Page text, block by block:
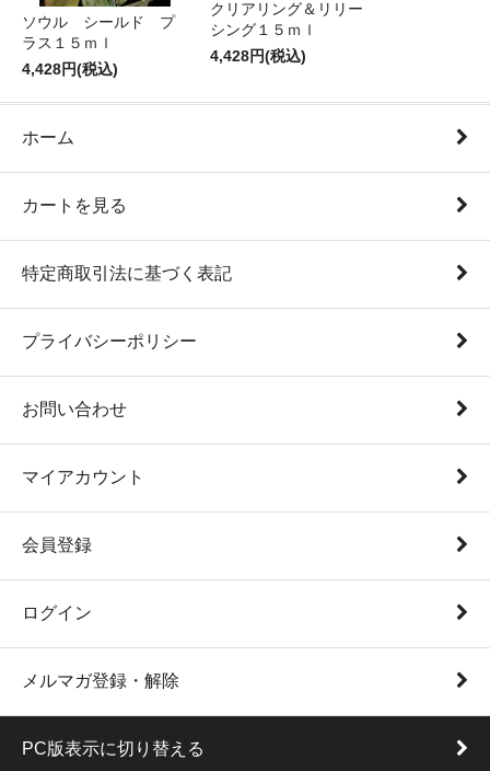
ソウル シールド プ
ラス１５ｍｌ
4,428円(税込)
クリアリング＆リリー
シング１５ｍｌ
4,428円(税込)
ホーム
カートを見る
特定商取引法に基づく表記
プライバシーポリシー
お問い合わせ
マイアカウント
会員登録
ログイン
メルマガ登録・解除
PC版表示に切り替える